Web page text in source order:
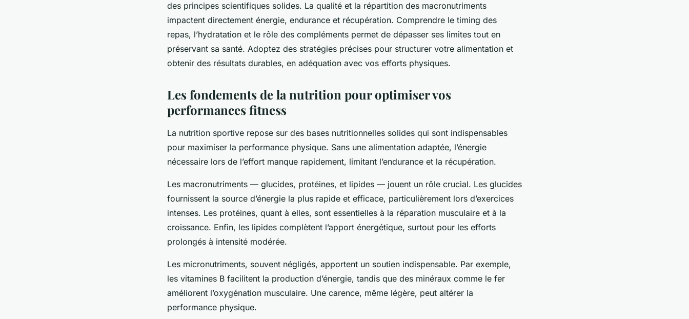
des principes scientifiques solides. La qualité et la répartition des macronutriments
impactent directement énergie, endurance et récupération. Comprendre le timing des
repas, l’hydratation et le rôle des compléments permet de dépasser ses limites tout en
préservant sa santé. Adoptez des stratégies précises pour structurer votre alimentation et
obtenir des résultats durables, en adéquation avec vos efforts physiques.
Les fondements de la nutrition pour optimiser vos
performances fitness
La nutrition sportive repose sur des bases nutritionnelles solides qui sont indispensables
pour maximiser la performance physique. Sans une alimentation adaptée, l’énergie
nécessaire lors de l’effort manque rapidement, limitant l’endurance et la récupération.
Les macronutriments — glucides, protéines, et lipides — jouent un rôle crucial. Les glucides
fournissent la source d’énergie la plus rapide et efficace, particulièrement lors d’exercices
intenses. Les protéines, quant à elles, sont essentielles à la réparation musculaire et à la
croissance. Enfin, les lipides complètent l’apport énergétique, surtout pour les efforts
prolongés à intensité modérée.
Les micronutriments, souvent négligés, apportent un soutien indispensable. Par exemple,
les vitamines B facilitent la production d’énergie, tandis que des minéraux comme le fer
améliorent l’oxygénation musculaire. Une carence, même légère, peut altérer la
performance physique.